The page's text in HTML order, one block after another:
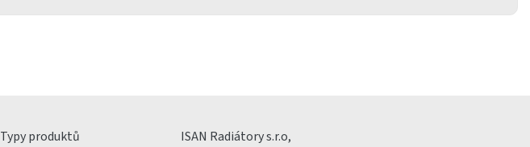
Typy produktů ISAN Radiátory s.r.o,